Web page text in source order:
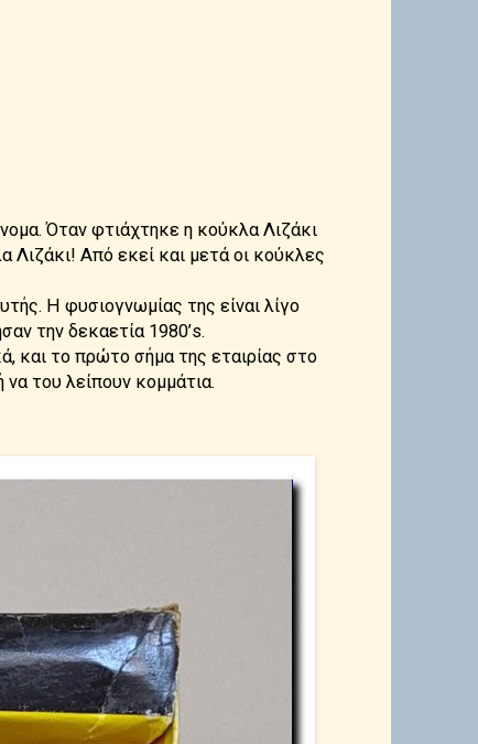
Όταν φτιάχτηκε η κούκλα Λιζάκι
Λιζάκι! Από εκεί και μετά οι κούκλες
Η φυσιογνωμίας της είναι λίγο
την δεκαετία 1980’s.
και το πρώτο σήμα της εταιρίας στο
του λείπουν κομμάτια.